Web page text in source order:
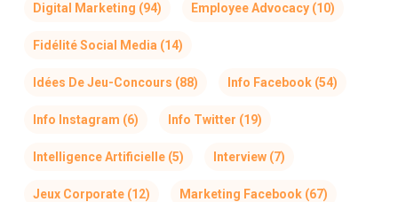
Digital Marketing (94) Employee Advocacy(10)
Fidélité Social Media (14)
Idées De Jeu-Concours (88) Info Facebook(54)
Info Instagram (6) Info Twitter (19)
Intelligence Artificielle(5) Interview(7)
Jeux Corporate(12) Marketing Facebook(67)